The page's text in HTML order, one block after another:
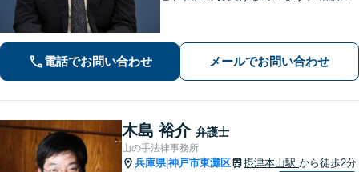
を心がけています。ぜひご相談くださ
い。【休日・夜間面談可】【WEB面談
可】
電話でお問い合わせ メールでお問い合わせ
木島 裕介 弁護士
山の手法律事務所
兵庫県|神戸市東灘区 摂津本山駅 から徒歩2分